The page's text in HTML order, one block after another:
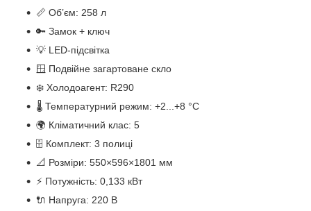
📏 Об’єм: 258 л
🔑 Замок + ключ
💡 LED-підсвітка
🪟 Подвійне загартоване скло
❄️ Холодоагент: R290
🌡️ Температурний режим: +2...+8 °C
🌍 Кліматичний клас: 5
🗄️ Комплект: 3 полиці
📐 Розміри: 550×596×1801 мм
⚡ Потужність: 0,133 кВт
🔌 Напруга: 220 В